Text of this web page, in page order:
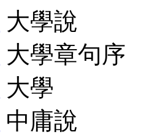
大學說
大學章句序
大學
中庸說